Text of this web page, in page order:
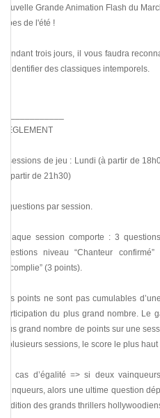
nouvelle Grande Animation Flash du
tubes de l'été !
Pendant trois jours, il vous faudra
et identifier des classiques intemporels.
REGLEMENT
3 sessions de jeu : Lundi (à partir de
(à partir de 21h30)
6 questions par session.
Chaque session comporte : 3
questions niveau “Chanteur
accomplie” (3 points).
Les points ne sont pas cumulables
participation du plus grand nombre. Le
plus grand nombre de points sur une
à plusieurs sessions, le score le plus
En cas d’égalité => si deux
vainqueurs, alors une ultime question
tradition des grands thrillers